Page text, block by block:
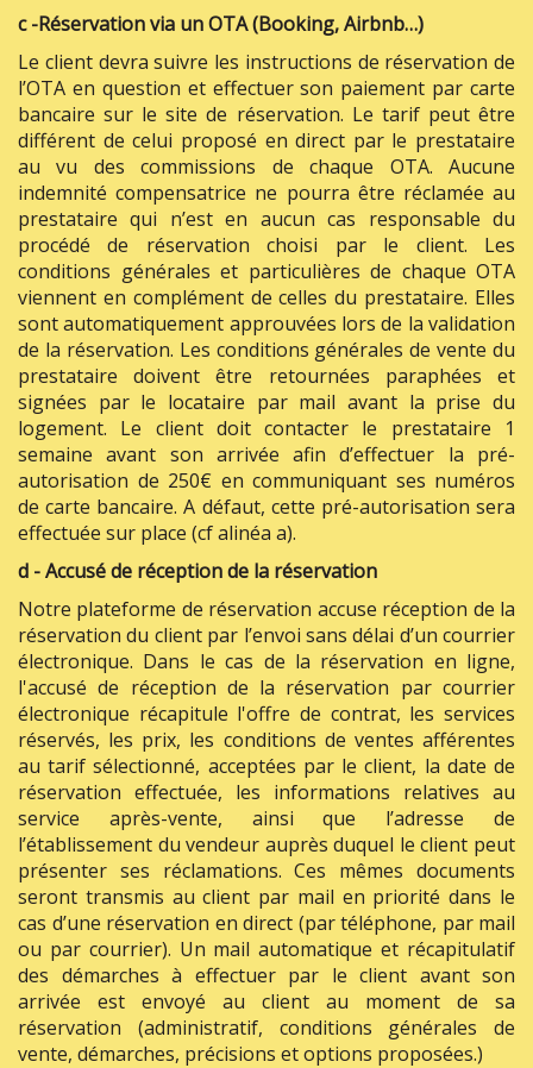
c -Réservation via un OTA (Booking, Airbnb…)
Le client devra suivre les instructions de réservation de
l’OTA en question et effectuer son paiement par carte
bancaire sur le site de réservation. Le tarif peut être
différent de celui proposé en direct par le prestataire
au vu des commissions de chaque OTA. Aucune
indemnité compensatrice ne pourra être réclamée au
prestataire qui n’est en aucun cas responsable du
procédé de réservation choisi par le client. Les
conditions générales et particulières de chaque OTA
viennent en complément de celles du prestataire. Elles
sont automatiquement approuvées lors de la validation
de la réservation. Les conditions générales de vente du
prestataire doivent être retournées paraphées et
signées par le locataire par mail avant la prise du
logement. Le client doit contacter le prestataire 1
semaine avant son arrivée afin d’effectuer la pré-
autorisation de 250€ en communiquant ses numéros
de carte bancaire. A défaut, cette pré-autorisation sera
effectuée sur place (cf alinéa a).
d -Accusé de réception de la réservation
Notre plateforme de réservation accuse réception de la
réservation du client par l’envoi sans délai d’un courrier
électronique. Dans le cas de la réservation en ligne,
l'accusé de réception de la réservation par courrier
électronique récapitule l'offre de contrat, les services
réservés, les prix, les conditions de ventes afférentes
au tarif sélectionné, acceptées par le client, la date de
réservation effectuée, les informations relatives au
service après-vente, ainsi que l’adresse de
l’établissement du vendeur auprès duquel le client peut
présenter ses réclamations. Ces mêmes documents
seront transmis au client par mail en priorité dans le
cas d’une réservation en direct (par téléphone, par mail
ou par courrier). Un mail automatique et récapitulatif
des démarches à effectuer par le client avant son
arrivée est envoyé au client au moment de sa
réservation (administratif, conditions générales de
vente, démarches, précisions et options proposées.)